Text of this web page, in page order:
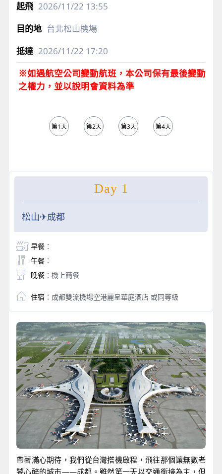
2026/11/22 13:55
台北松山機場
2026/11/22 17:20
※如遇航空公司變動航班，本公司保有最後變動
之權力，並以說明會資料為準
第1天 第2天 第3天 第4天
Day 1
松山✈成都
早餐：
午餐：
晚餐：機上簡餐
住宿 ：成都雙流機場空港麗呈華庭酒店 或同等級
帶著滿心期待，我們從台灣搭機啟程，飛往那個讓無數老
饕心醉的城市——成都。雖然第一天以交通銜接為主，但